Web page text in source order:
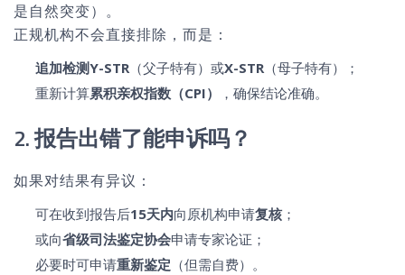
是自然突变）。
正规机构不会直接排除，而是：
追加检测Y-STR（父子特有）或X-STR（母子特有）；
重新计算累积亲权指数（CPI） ，确保结论准确。
2. 报告出错了能申诉吗？
如果对结果有异议：
可在收到报告后15天内向原机构申请复核；
或向省级司法鉴定协会申请专家论证；
必要时可申请重新鉴定 （但需自费）。